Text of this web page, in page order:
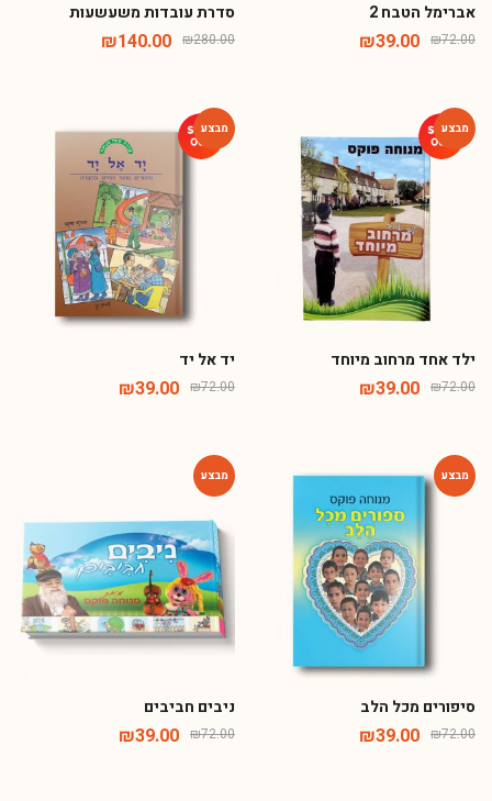
אברימל הטבח 2
₪72.00
₪39.00
סדרת עובדות משעשעות
₪280.00
₪140.00
ילד אחד מרחוב מיוחד
₪72.00
₪39.00
יד אל יד
₪72.00
₪39.00
סיפורים מכל הלב
₪72.00
₪39.00
ניבים חביבים
₪72.00
₪39.00